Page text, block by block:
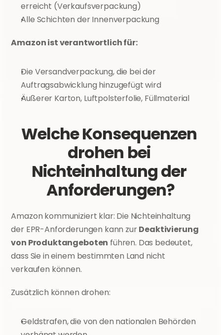
erreicht (Verkaufsverpackung)
Alle Schichten der Innenverpackung
Amazon ist verantwortlich für:
Die Versandverpackung, die bei der
Auftragsabwicklung hinzugefügt wird
Äußerer Karton, Luftpolsterfolie, Füllmaterial
Welche Konsequenzen
drohen bei
Nichteinhaltung der
Anforderungen?
Amazon kommuniziert klar: Die Nichteinhaltung
der EPR-Anforderungen kann zur Deaktivierung
von Produktangeboten führen. Das bedeutet,
dass Sie in einem bestimmten Land nicht
verkaufen können.
Zusätzlich können drohen:
Geldstrafen, die von den nationalen Behörden